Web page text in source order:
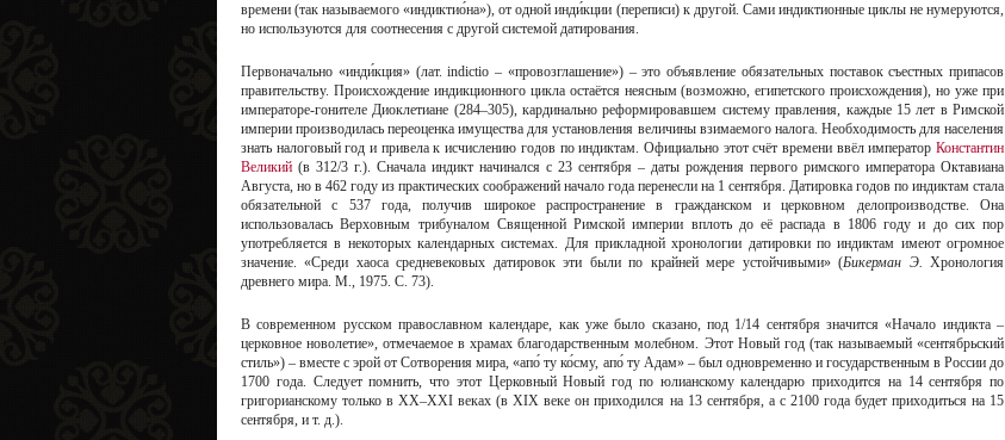
времени (так называемого «индиктио́на»), от одной инди́кции (переписи) к другой. Сами индиктионные циклы не нумеруются,
но используются для соотнесения с другой системой датирования.
Первоначально «инди́кция» (лат. indictio – «провозглашение») – это объявление обязательных поставок съестных припасов
правительству. Происхождение индикционного цикла остаётся неясным (возможно, египетского происхождения), но уже при
императоре-гонителе Диоклетиане (284–305), кардинально реформировавшем систему правления, каждые 15 лет в Римской
империи производилась переоценка имущества для установления величины взимаемого налога. Необходимость для населения
знать налоговый год и привела к исчислению годов по индиктам. Официально этот счёт времени ввёл император Константин
Великий (в 312/3 г.). Сначала индикт начинался с 23 сентября – даты рождения первого римского императора Октавиана
Августа, но в 462 году из практических соображений начало года перенесли на 1 сентября. Датировка годов по индиктам стала
обязательной с 537 года, получив широкое распространение в гражданском и церковном делопроизводстве. Она
использовалась Верховным трибуналом Священной Римской империи вплоть до её распада в 1806 году и до сих пор
употребляется в некоторых календарных системах. Для прикладной хронологии датировки по индиктам имеют огромное
значение. «Среди хаоса средневековых датировок эти были по крайней мере устойчивыми» (Бикерман Э. Хронология
древнего мира. М., 1975. С. 73).
В современном русском православном календаре, как уже было сказано, под 1/14 сентября значится «Начало индикта –
церковное новолетие», отмечаемое в храмах благодарственным молебном. Этот Новый год (так называемый «сентябрьский
стиль») – вместе с эрой от Сотворения мира, «апо́ ту ко́сму, апо́ ту Адам» – был одновременно и государственным в России до
1700 года. Следует помнить, что этот Церковный Новый год по юлианскому календарю приходится на 14 сентября по
григорианскому только в XX–XXI веках (в XIX веке он приходился на 13 сентября, а с 2100 года будет приходиться на 15
сентября, и т. д.).